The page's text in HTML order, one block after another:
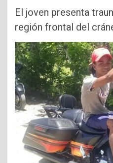
El joven presenta
región frontal del